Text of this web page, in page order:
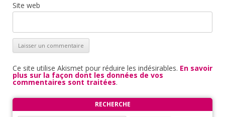
Site web
Ce site utilise Akismet pour réduire les indésirables. En savoir
plus sur la façon dont les données de vos
commentaires sont traitées.
RECHERCHE